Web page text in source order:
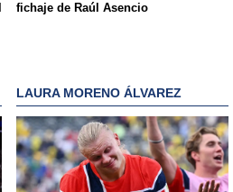
fichaje de Raúl Asencio
LAURA MORENO ÁLVAREZ